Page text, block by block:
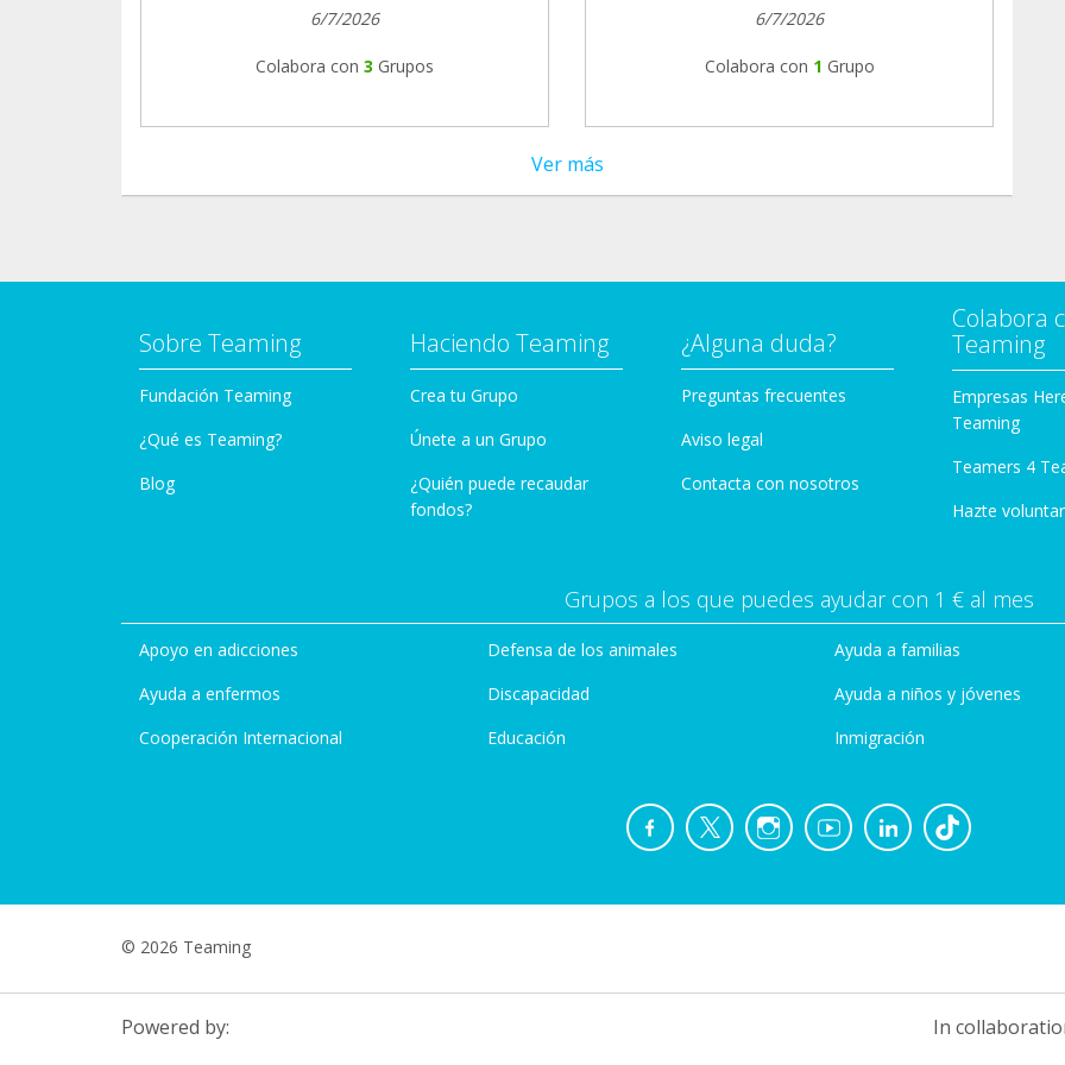
6/7/2026
Colabora con 3 Grupos
6/7/2026
Colabora con 1 Grupo
Ver más
Sobre Teaming
Fundación Teaming
¿Qué es Teaming?
Blog
Haciendo Teaming
Crea tu Grupo
Únete a un Grupo
¿Quién puede recaudar
fondos?
¿Alguna duda?
Preguntas frecuentes
Aviso legal
Contacta con nosotros
Colabora
Teaming
Empresas
Teaming
Teamers 4
Hazte
Grupos a los que puedes ayudar con 1 € al mes
Apoyo en adicciones
Ayuda a enfermos
Cooperación Internacional
Defensa de los animales
Discapacidad
Educación
Ayuda a familias
Ayuda a niños y jóvenes
Inmigración
© 2026 Teaming
Powered by: In